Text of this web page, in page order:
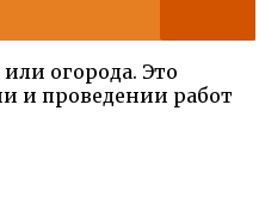
огорода. Это
и проведении работ